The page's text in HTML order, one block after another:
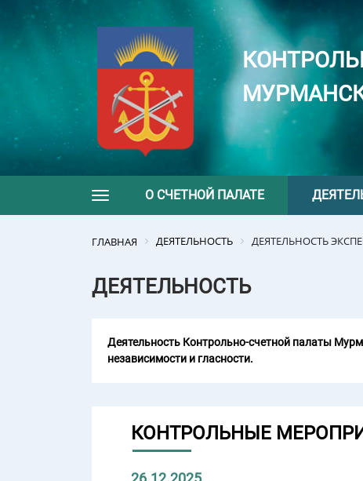
Toggle navigation
О СЧЕТНОЙ ПАЛАТЕ
ГЛАВНАЯ ДЕЯТЕЛЬНОСТЬ ДЕЯТЕЛЬНОСТЬ
ДЕЯТЕЛЬНОСТЬ
Деятельность Контрольно-счетной палаты
независимости и гласности.
КОНТРОЛЬНЫЕ